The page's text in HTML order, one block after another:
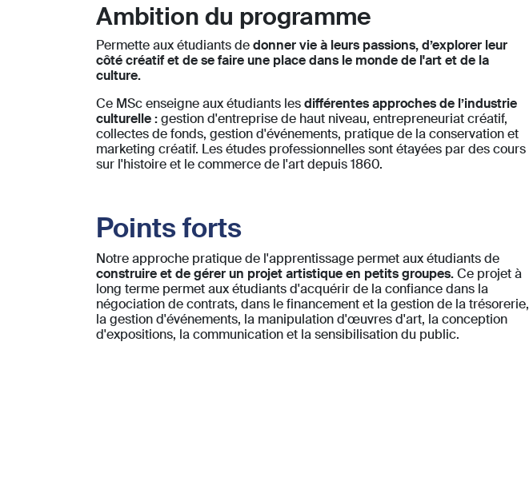
Ambition du programme
Permette aux étudiants dedonner vie à leurs passions, d’explorer leur
côté créatif et de se faire une place dans le monde de l'art et de la
culture.
Ce MSc enseigne aux étudiants lesdifférentes approches de l’industrie
culturelle :gestion d'entreprise de haut niveau, entrepreneuriat créatif,
collectes de fonds, gestion d'événements, pratique de la conservation et
marketing créatif. Les études professionnelles sont étayées par des cours
sur l'histoire et le commerce de l'art depuis 1860.
Points forts
Notre approche pratique de l'apprentissage permet aux étudiants de
construire et de gérer un projet artistique en petits groupes.Ce projet à
long terme permet aux étudiants d'acquérir de la confiance dans la
négociation de contrats, dans le financement et la gestion de la trésorerie,
la gestion d'événements, la manipulation d'œuvres d'art, la conception
d'expositions, la communication et la sensibilisation du public.